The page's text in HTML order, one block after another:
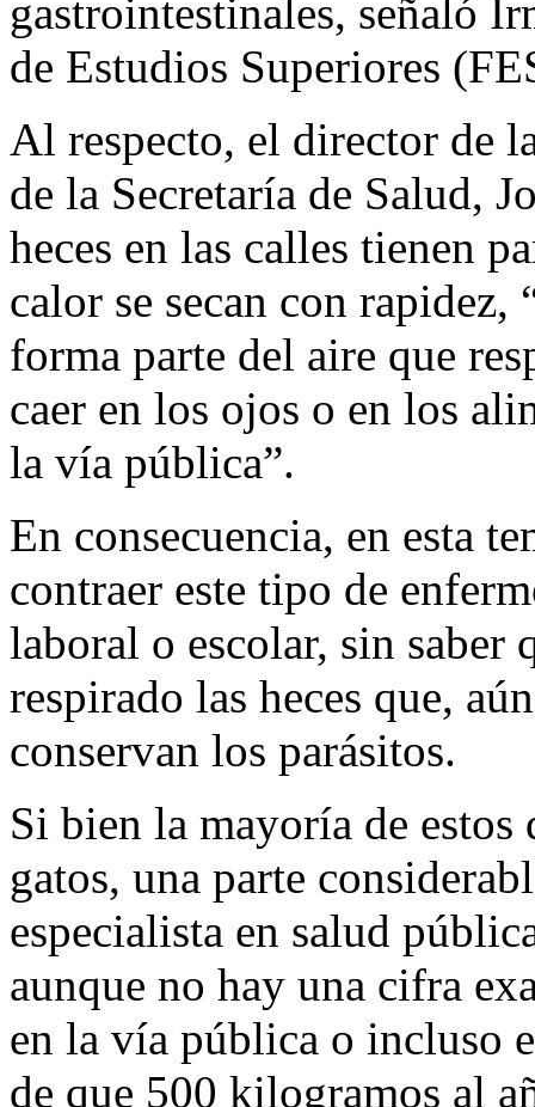
gastrointestinales, señaló
de Estudios Superiores
Al respecto, el director de
de la Secretaría de Salud,
heces en las calles tienen
calor se secan con
forma parte del aire que
caer en los ojos o en los
la vía pública”.
En consecuencia, en esta
contraer este tipo de
laboral o escolar, sin saber
respirado las heces que,
conservan los parásitos.
Si bien la mayoría de estos
gatos, una parte
especialista en salud
aunque no hay una cifra
en la vía pública o incluso
de que 500 kilogramos al